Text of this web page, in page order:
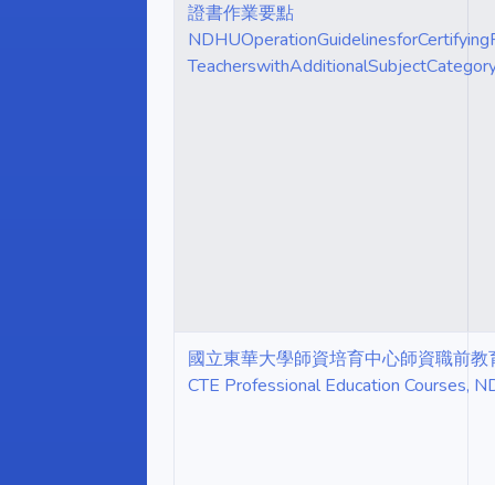
證書作業要點
國立東華大學師資培育中心師資職前
CTE Professional Education Courses,